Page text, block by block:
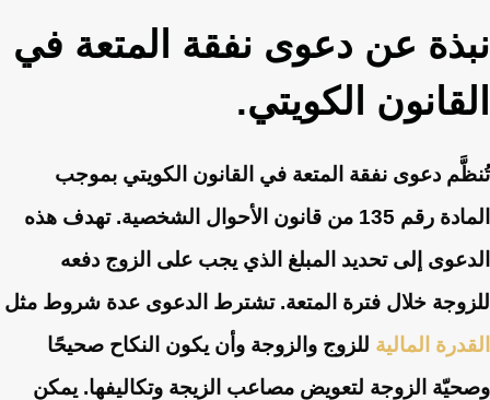
نبذة عن دعوى نفقة المتعة في
القانون الكويتي.
تُنظَّم دعوى نفقة المتعة في القانون الكويتي بموجب
المادة رقم 135 من قانون الأحوال الشخصية. تهدف هذه
الدعوى إلى تحديد المبلغ الذي يجب على الزوج دفعه
للزوجة خلال فترة المتعة. تشترط الدعوى عدة شروط مثل
القدرة المالية للزوج والزوجة وأن يكون النكاح صحيحًا
وصحيّة الزوجة لتعويض مصاعب الزيجة وتكاليفها. يمكن